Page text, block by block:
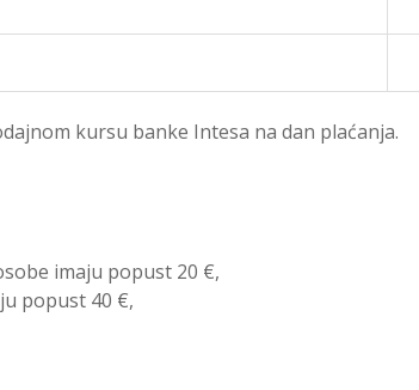
kursu banke Intesa na dan plaćanja.
imaju popust 20 €,
popust 40 €,